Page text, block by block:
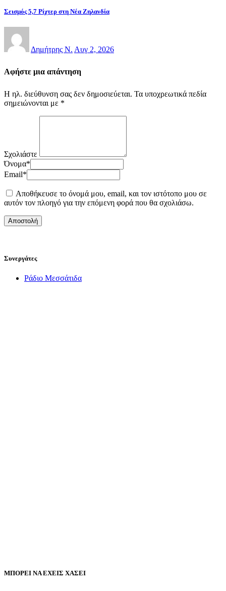
Σεισμός 5,7 Ρίχτερ στη Νέα Ζηλανδία
Δημήτρης Ν. Αυγ 2, 2026
Αφήστε μια απάντηση
Η ηλ. διεύθυνση σας δεν δημοσιεύεται. Τα υποχρεωτικά πεδία
σημειώνονται με *
Σχολιάστε
Όνομα*
Email*
Αποθήκευσε το όνομά μου, email, και τον ιστότοπο μου σε
αυτόν τον πλοηγό για την επόμενη φορά που θα σχολιάσω.
Συνεργάτες
Ράδιο Μεσσάτιδα
ΜΠΟΡΕΙ ΝΑ ΕΧΕΙΣ ΧΑΣΕΙ